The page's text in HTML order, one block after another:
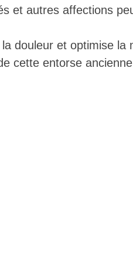
et autres affections
douleur et optimise la
cette entorse